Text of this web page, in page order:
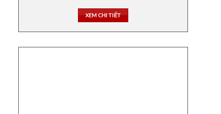
XEM CHI TIẾT